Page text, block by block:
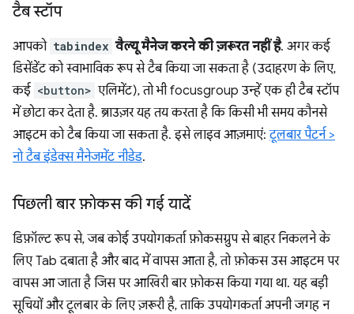
टैब स्टॉप
आपको tabindex वैल्यू मैनेज करने की ज़रूरत नहीं है. अगर कई
डिसेंडेंट को स्वाभाविक रूप से टैब किया जा सकता है (उदाहरण के लिए,
कई <button> एलिमेंट), तो भी focusgroup उन्हें एक ही टैब स्टॉप
में छोटा कर देता है. ब्राउज़र यह तय करता है कि किसी भी समय कौनसे
आइटम को टैब किया जा सकता है. इसे लाइव आज़माएं:टूलबार पैटर्न >
नो टैब इंडेक्स मैनेजमेंट नीडेड.
पिछली बार फ़ोकस की गई यादें
डिफ़ॉल्ट रूप से, जब कोई उपयोगकर्ता फ़ोकसग्रुप से बाहर निकलने के
लिए Tab दबाता है और बाद में वापस आता है, तो फ़ोकस उस आइटम पर
वापस आ जाता है जिस पर आखिरी बार फ़ोकस किया गया था. यह बड़ी
सूचियों और टूलबार के लिए ज़रूरी है, ताकि उपयोगकर्ता अपनी जगह न